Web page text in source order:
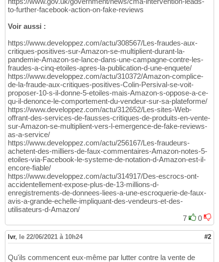
to-further-facebook-action-on-fake-reviews
Voir aussi :
https://www.developpez.com/actu/308567/Les-fraudes-aux-
critiques-positives-sur-Amazon-se-multiplient-durant-la-
pandemie-Amazon-se-lance-dans-une-campagne-contre-les-
fraudes-a-cinq-etoiles-apres-la-publication-d-une-enquete/
https://www.developpez.com/actu/310372/Amazon-complice-
de-la-fraude-aux-critiques-positives-Colin-Persival-se-voit-
proposer-10-s-il-donne-5-etoiles-mais-Amazon-s-oppose-a-ce-
qu-il-denonce-le-comportement-du-vendeur-sur-sa-plateforme/
https://www.developpez.com/actu/312652/Les-sites-Web-
offrant-des-services-de-fausses-critiques-de-produits-en-vente-
sur-Amazon-se-multiplient-vers-l-emergence-de-fake-reviews-
as-a-service/
https://www.developpez.com/actu/256167/Les-fraudeurs-
achetent-des-milliers-de-faux-commentaires-Amazon-notes-5-
etoiles-via-Facebook-le-systeme-de-notation-d-Amazon-est-il-
encore-fiable/
https://www.developpez.com/actu/314917/Des-escrocs-ont-
accidentellement-expose-plus-de-13-millions-d-
enregistrements-de-donnees-liees-a-une-escroquerie-de-faux-
avis-a-grande-echelle-impliquant-des-vendeurs-et-des-
utilisateurs-d-Amazon/
7
0
lvr, le 22/06/2021 à 10h24 #2
Qu'ils commencent eux-même par lutter contre la vente de